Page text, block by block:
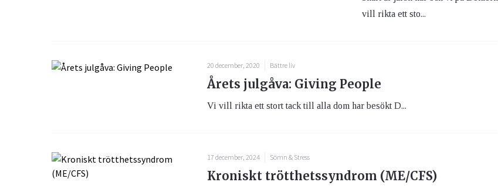
vill rikta ett sto...
20 december, 2020 Bättre liv
Årets julgåva: Giving People
Vi vill rikta ett stort tack till alla dom har besökt D...
17 december, 2024 Sömn & Stress
Kroniskt trötthetssyndrom (ME/CFS)